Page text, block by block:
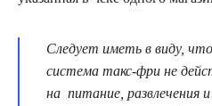
Следует иметь в виду,
система такс-фри не
на питание, развлечения